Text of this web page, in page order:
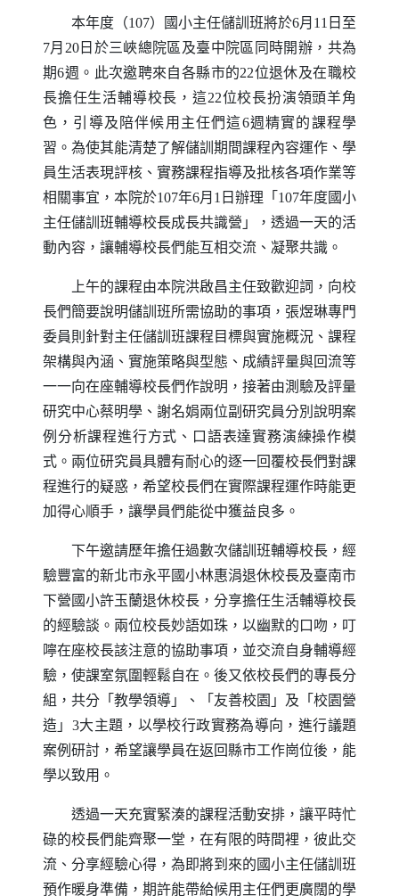
本年度（107）國小主任儲訓班將於6月11日至
7月20日於三峽總院區及臺中院區同時開辦，共為
期6週。此次邀聘來自各縣市的22位退休及在職校
長擔任生活輔導校長，這22位校長扮演領頭羊角
色，引導及陪伴候用主任們這6週精實的課程學
習。為使其能清楚了解儲訓期間課程內容運作、學
員生活表現評核、實務課程指導及批核各項作業等
相關事宜，本院於107年6月1日辦理「107年度國小
主任儲訓班輔導校長成長共識營」，透過一天的活
動內容，讓輔導校長們能互相交流、凝聚共識。
上午的課程由本院洪啟昌主任致歡迎詞，向校
長們簡要說明儲訓班所需協助的事項，張煜琳專門
委員則針對主任儲訓班課程目標與實施概況、課程
架構與內涵、實施策略與型態、成績評量與回流等
一一向在座輔導校長們作說明，接著由測驗及評量
研究中心蔡明學、謝名娟兩位副研究員分別說明案
例分析課程進行方式、口語表達實務演練操作模
式。兩位研究員具體有耐心的逐一回覆校長們對課
程進行的疑惑，希望校長們在實際課程運作時能更
加得心順手，讓學員們能從中獲益良多。
下午邀請歷年擔任過數次儲訓班輔導校長，經
驗豐富的新北市永平國小林惠涓退休校長及臺南市
下營國小許玉蘭退休校長，分享擔任生活輔導校長
的經驗談。兩位校長妙語如珠，以幽默的口吻，叮
嚀在座校長該注意的協助事項，並交流自身輔導經
驗，使課室氛圍輕鬆自在。後又依校長們的專長分
組，共分「教學領導」、「友善校園」及「校園營
造」3大主題，以學校行政實務為導向，進行議題
案例研討，希望讓學員在返回縣市工作崗位後，能
學以致用。
透過一天充實緊湊的課程活動安排，讓平時忙
碌的校長們能齊聚一堂，在有限的時間裡，彼此交
流、分享經驗心得，為即將到來的國小主任儲訓班
預作暖身準備，期許能帶給候用主任們更廣闊的學